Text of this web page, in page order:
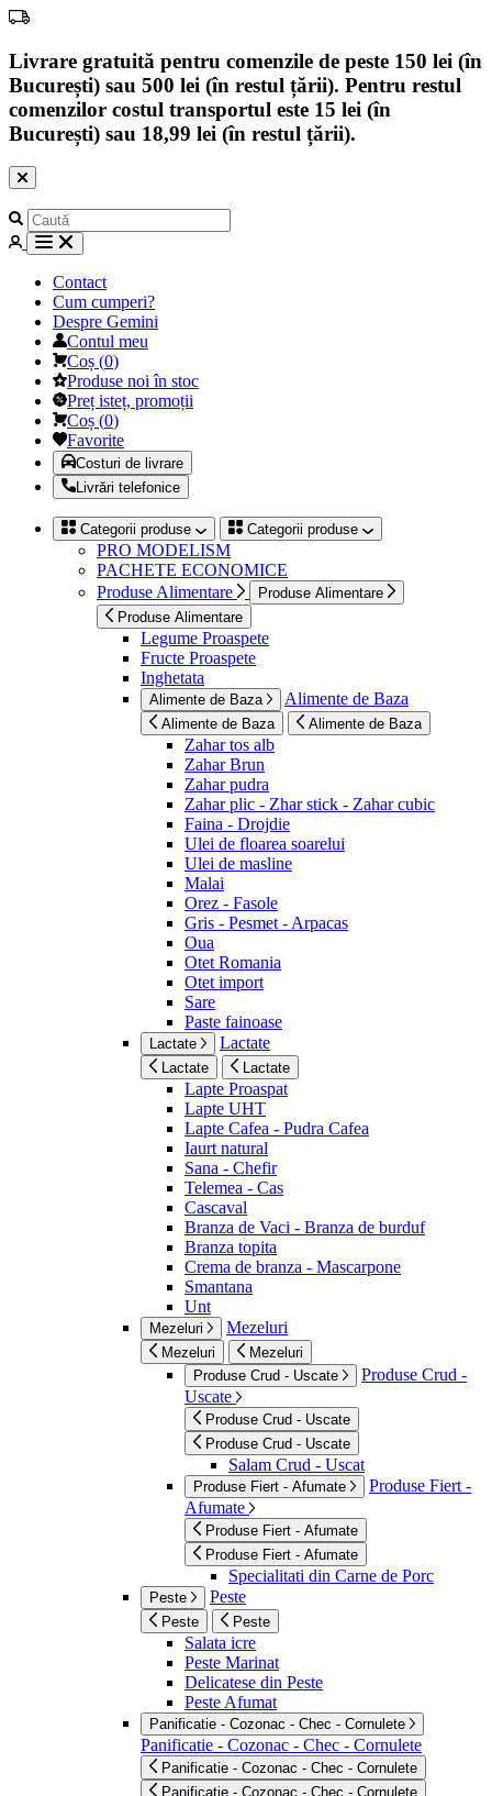
Livrare gratuită pentru comenzile de peste 150 lei (în
București) sau 500 lei (în restul țării). Pentru restul
comenzilor costul transportul este 15 lei (în
București) sau 18,99 lei (în restul țării).
Contact
Cum cumperi?
Despre Gemini
Contul meu
Coș (0)
Produse noi în stoc
Preț isteț, promoții
Coș (0)
Favorite
Costuri de livrare
Livrări telefonice
Categorii produse Categorii produse
PRO MODELISM
PACHETE ECONOMICE
Produse Alimentare
Produse Alimentare
Produse Alimentare
Legume Proaspete
Fructe Proaspete
Inghetata
Alimente de Baza Alimente de Baza
Alimente de Baza Alimente de Baza
Zahar tos alb
Zahar Brun
Zahar pudra
Zahar plic - Zhar stick - Zahar cubic
Faina - Drojdie
Ulei de floarea soarelui
Ulei de masline
Malai
Orez - Fasole
Gris - Pesmet - Arpacas
Oua
Otet Romania
Otet import
Sare
Paste fainoase
Lactate Lactate
Lactate Lactate
Lapte Proaspat
Lapte UHT
Lapte Cafea - Pudra Cafea
Iaurt natural
Sana - Chefir
Telemea - Cas
Cascaval
Branza de Vaci - Branza de burduf
Branza topita
Crema de branza - Mascarpone
Smantana
Unt
Mezeluri Mezeluri
Mezeluri
Mezeluri
Produse Crud - Uscate
Produse Crud -
Uscate
Produse Crud - Uscate
Produse Crud - Uscate
Salam Crud - Uscat
Produse Fiert - Afumate
Produse Fiert -
Afumate
Produse Fiert - Afumate
Produse Fiert - Afumate
Specialitati din Carne de Porc
Peste Peste
Peste Peste
Salata icre
Peste Marinat
Delicatese din Peste
Peste Afumat
Panificatie - Cozonac - Chec - Cornulete
Panificatie - Cozonac - Chec - Cornulete
Panificatie - Cozonac - Chec - Cornulete
Panificatie - Cozonac - Chec - Cornulete